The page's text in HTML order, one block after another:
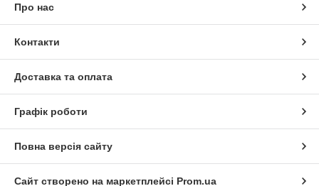
Про нас
Контакти
Доставка та оплата
Графік роботи
Повна версія сайту
Сайт створено на маркетплейсі Prom.ua